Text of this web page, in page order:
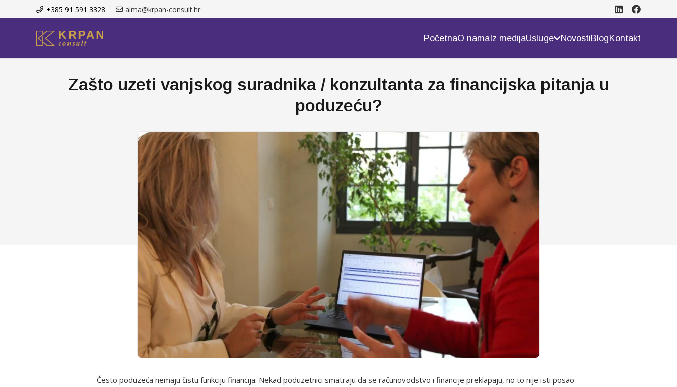
+385 91 591 3328 alma@krpan-consult.hr
PočetnaO namaIz medijaUsluge NovostiBlogKontakt
Zašto uzeti vanjskog suradnika / konzultanta za financijska pitanja u
poduzeću?
Često poduzeća nemaju čistu funkciju financija. Nekad poduzetnici smatraju da se računovodstvo i financije preklapaju, no to nije isti posao –